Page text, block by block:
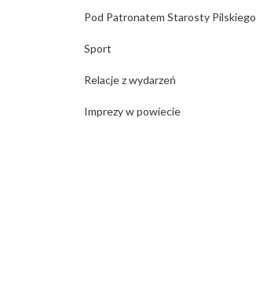
Pod Patronatem Starosty Pilskiego
Sport
Relacje z wydarzeń
Imprezy w powiecie